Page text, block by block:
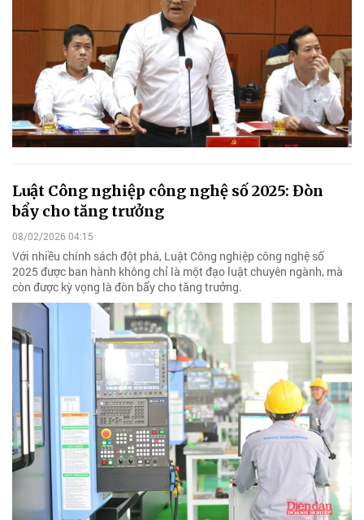
Luật Công nghiệp công nghệ số 2025: Đòn
bẩy cho tăng trưởng
08/02/2026 04:15
Với nhiều chính sách đột phá, Luật Công nghiệp công nghệ số
2025 được ban hành không chỉ là một đạo luật chuyên ngành, mà
còn được kỳ vọng là đòn bẩy cho tăng trưởng.